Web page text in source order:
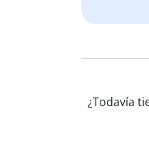
¿Todavía